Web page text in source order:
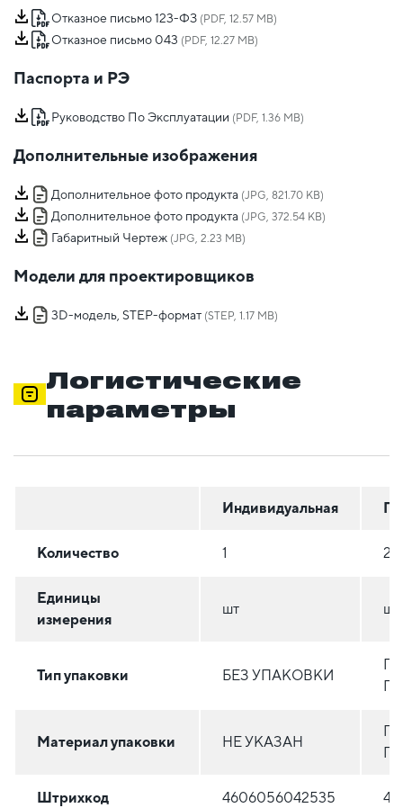
Отказное письмо 123-ФЗ (PDF, 12.57 MB)
Отказное письмо 043 (PDF, 12.27 MB)
Паспорта и РЭ
Руководство По Эксплуатации (PDF, 1.36 MB)
Дополнительные изображения
Дополнительное фото продукта (JPG, 821.70 KB)
Дополнительное фото продукта (JPG, 372.54 KB)
Габаритный Чертеж (JPG, 2.23 MB)
Модели для проектировщиков
3D-модель, STEP-формат (STEP, 1.17 MB)
Логистические
параметры
Индивидуальная
Количество 1 20
Единицы
измерения
шт шт
Тип упаковки БЕЗ УПАКОВКИ
Материал упаковки НЕ УКАЗАН
Штрихкод 4606056042535